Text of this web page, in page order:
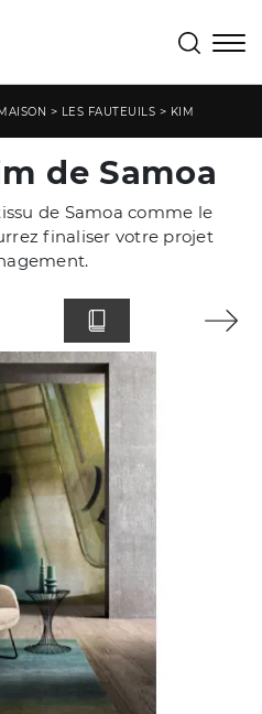
> LES FAUTEUILS > KIM
de Samoa
de Samoa comme le
finaliser votre projet